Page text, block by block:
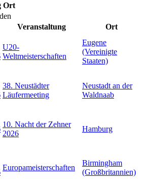
Ort
Veranstaltung Ort
U20-
Weltmeisterschaften
Eugene
(Vereinigte
Staaten)
38. Neustädter
Läufermeeting
Neustadt an der
Waldnaab
10. Nacht der Zehner
2026
Hamburg
Europameisterschaften
Birmingham
(Großbritannien)